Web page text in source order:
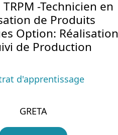
TRPM -Technicien en
de Produits
Option: Réalisation
de Production
d'apprentissage
GRETA